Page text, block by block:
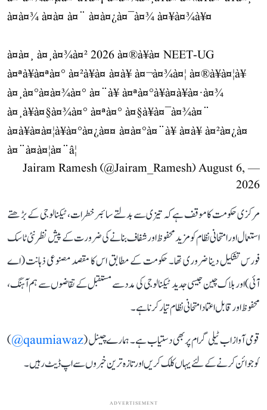
à¤à¤¾ à¤à¤ à¤¨ à¤à¤¿à¤¯à¤¾ à¤¥à¤¾à¥¤
à¤à¤¸ à¤¸à¤¾à¤² 2026 à¤®à¥à¤ NEET-UG
à¤ªà¥à¤ªà¤° à¤²à¥à¤ à¤à¥ à¤¬à¤¾à¤¦ à¤®à¥à¤¦à¥
à¤¸à¤°à¤à¤¾à¤° à¤¨à¥ à¤ªà¤°à¥à¤à¥à¤·à¤¾
à¤¸à¥à¤§à¤¾à¤° à¤ªà¤° à¤§à¥à¤¯à¤¾à¤¨
à¤à¥à¤à¤¦à¥à¤°à¤¿à¤¤ à¤à¤°à¤¨à¥ à¤à¥ à¤²à¤¿à¤
à¤¨à¤à¤¦à¤¨â¦
— Jairam Ramesh (@Jairam_Ramesh)
August 6,
2026
مرکزی حکومت کا موقف ہے کہ تیزی سے بدلتے سائبر خطرات، ٹیکنالوجی کے بڑھتے
استعمال اور امتحانی نظام کو مزید محفوظ اور شفاف بنانے کی ضرورت کے پیش نظر نئی ٹاسک
فورس تشکیل دینا ضروری تھا۔ حکومت کے مطابق اس کا مقصد مصنوعی ذہانت (اے
آئی) اور بلاک چین جیسی جدید ٹیکنالوجی کی مدد سے مستقبل کے تقاضوں سے ہم آہنگ،
محفوظ اور قابل اعتماد امتحانی نظام تیار کرنا ہے۔
قومی آواز اب ٹیلی گرام پر بھی دستیاب ہے۔ ہمارے چینل (qaumiawaz@
)
کو جوائن کرنے کے لئے یہاں کلک کریں اور تازہ ترین خبروں سے اپ ڈیٹ رہیں۔
ADVERTISEMENT